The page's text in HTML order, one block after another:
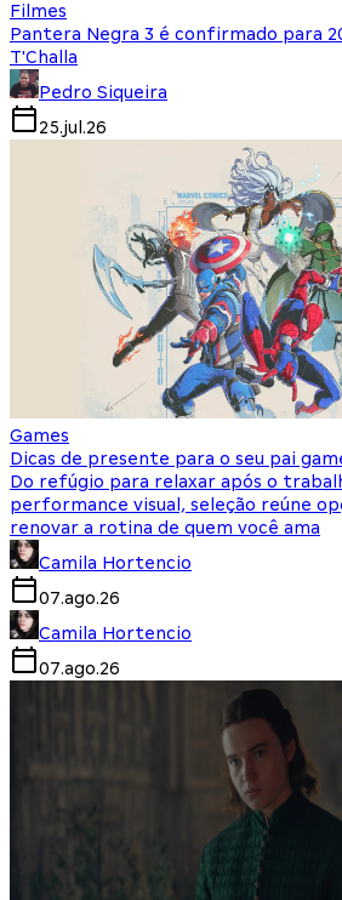
Filmes
Pantera Negra 3 é confirmado para
T'Challa
Pedro Siqueira
25.jul.26
Games
Dicas de presente para o seu pai
Do refúgio para relaxar após o
performance visual, seleção reúne
renovar a rotina de quem você ama
Camila Hortencio
07.ago.26
Camila Hortencio
07.ago.26